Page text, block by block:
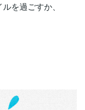
を過ごすか、